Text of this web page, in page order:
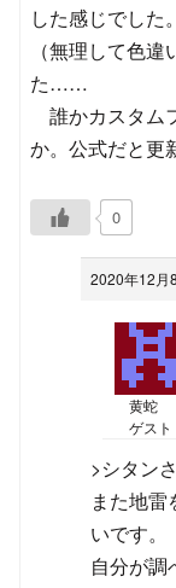
した感じでした。
（無理して色
た……
誰かカスタム
か。公式だと更
0
2020年12月
黄蛇
ゲスト
>シタン
また地
いです。
自分が調